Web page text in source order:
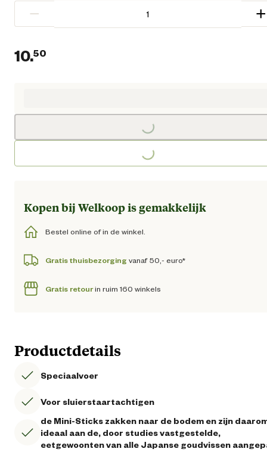
− +
10.50
Loading...
Loading...
Kopen bij Welkoop is gemakkelijk
Bestel online of in de winkel.
Gratis thuisbezorging vanaf 50,- euro*
Gratis retourin ruim 160 winkels
Productdetails
Speciaalvoer
Voor sluierstaartachtigen
de Mini-Sticks zakken naar de bodem en zijn
ideaal aan de, door studies vastgestelde,
eetgewoonten van alle Japanse goudvissen